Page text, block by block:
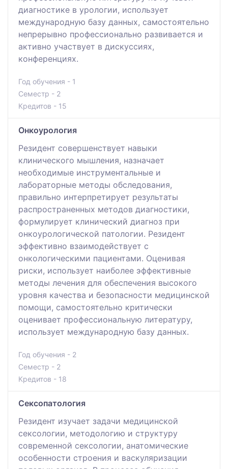
диагностике в урологии, использует
международную базу данных, самостоятельно
непрерывно профессионально развивается и
активно участвует в дискуссиях,
конференциях.
Год обучения - 1
Семестр - 2
Кредитов - 15
Онкоурология
Резидент совершенствует навыки
клинического мышления, назначает
необходимые инструментальные и
лабораторные методы обследования,
правильно интерпретирует результаты
распространенных методов диагностики,
формулирует клинический диагноз при
онкоурологической патологии. Резидент
эффективно взаимодействует с
онкологическими пациентами. Оценивая
риски, использует наиболее эффективные
методы лечения для обеспечения высокого
уровня качества и безопасности медицинской
помощи, самостоятельно критически
оценивает профессиональную литературу,
использует международную базу данных.
Год обучения - 2
Семестр - 2
Кредитов - 18
Сексопатология
Резидент изучает задачи медицинской
сексологии, методологию и структуру
современной сексологии, анатомические
особенности строения и васкуляризации